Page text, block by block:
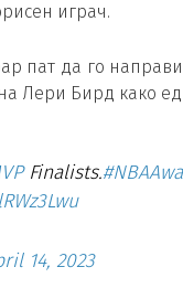
играч.
пат да го
Лери Бирд како
Finalists.
14, 2023